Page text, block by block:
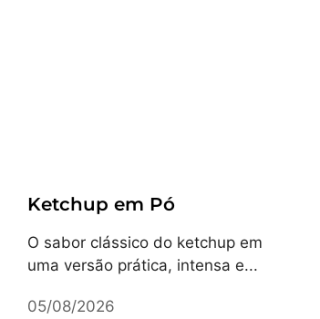
Ketchup em Pó
O sabor clássico do ketchup em
uma versão prática, intensa e...
05/08/2026